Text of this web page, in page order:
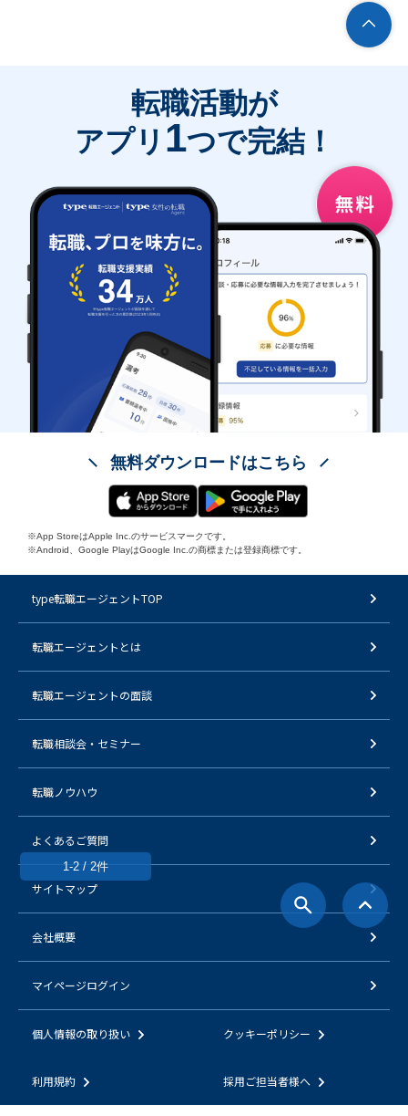
1-2 / 2件
転職活動が
アプリ 1つで完結！
無料ダウンロードはこちら
※App StoreはApple Inc.のサービスマークです。
※Android、Google PlayはGoogle Inc.の商標または登録商標です。
type転職エージェントTOP
転職エージェントとは
転職エージェントの面談
転職相談会・セミナー
転職ノウハウ
よくあるご質問
サイトマップ
会社概要
マイページログイン
個人情報の取り扱い クッキーポリシー
利用規約 採用ご担当者様へ